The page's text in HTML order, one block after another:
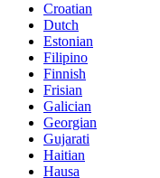
Croatian
Dutch
Estonian
Filipino
Finnish
Frisian
Galician
Georgian
Gujarati
Haitian
Hausa